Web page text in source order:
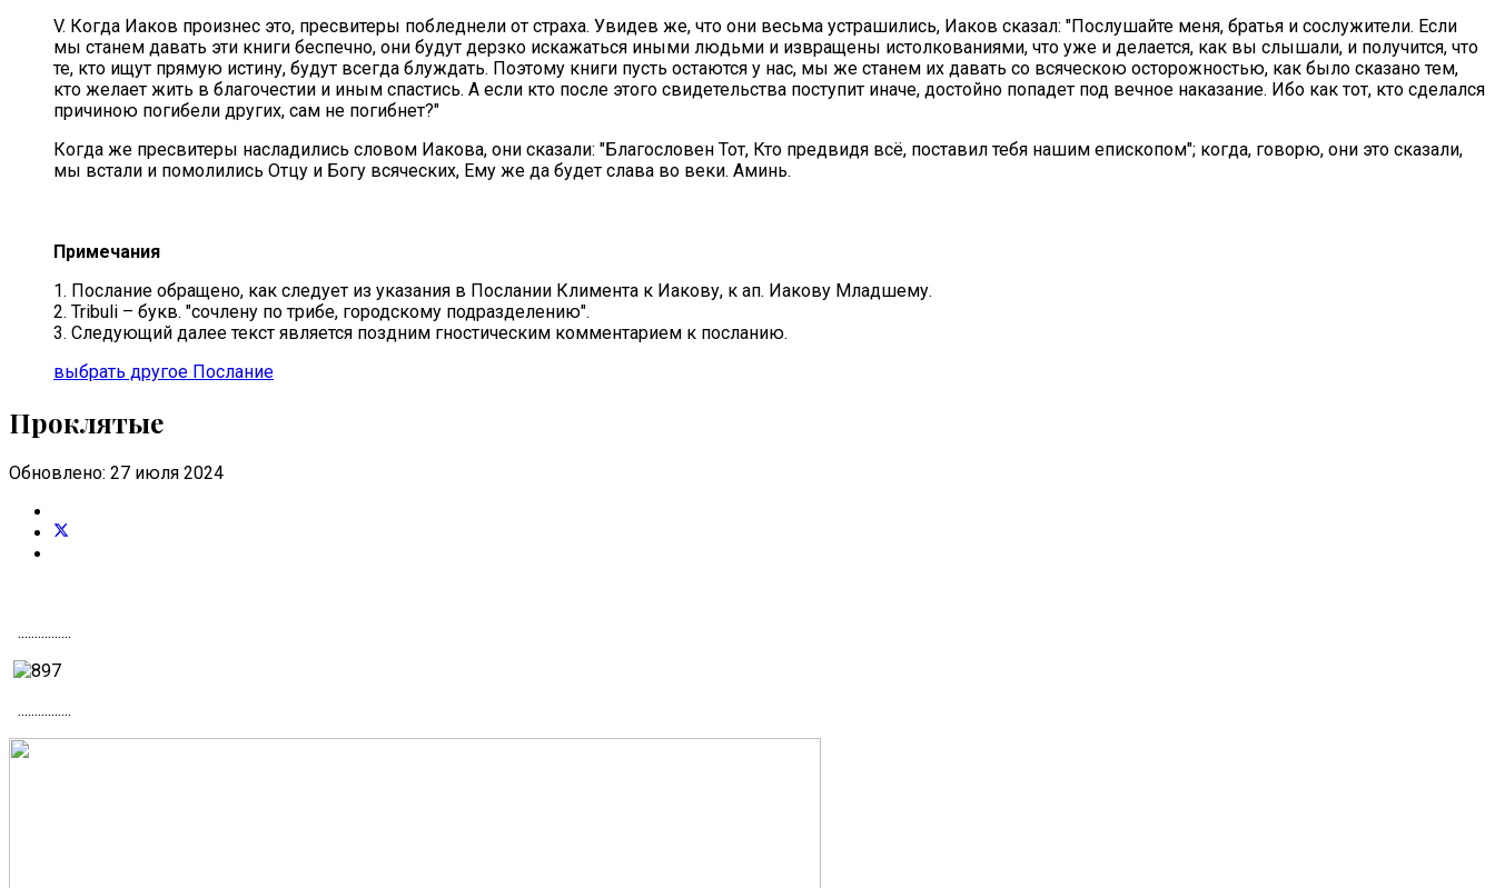
V. Когда Иаков произнес это, пресвитеры побледнели от страха. Увидев же, что они весьма устрашились, Иаков сказал: "Послушайте меня, братья и сослужители. Если
мы станем давать эти книги беспечно, они будут дерзко искажаться иными людьми и извращены истолкованиями, что уже и делается, как вы слышали, и получится, что
те, кто ищут прямую истину, будут всегда блуждать. Поэтому книги пусть остаются у нас, мы же станем их давать со всяческою осторожностью, как было сказано тем,
кто желает жить в благочестии и иным спастись. А если кто после этого свидетельства поступит иначе, достойно попадет под вечное наказание. Ибо как тот, кто сделался
причиною погибели других, сам не погибнет?"
Когда же пресвитеры насладились словом Иакова, они сказали: "Благословен Тот, Кто предвидя всё, поставил тебя нашим епископом"; когда, говорю, они это сказали,
мы встали и помолились Отцу и Богу всяческих, Ему же да будет слава во веки. Аминь.
Примечания
1. Послание обращено, как следует из указания в Послании Климента к Иакову, к ап. Иакову Младшему.
2. Tribuli – букв. "сочлену по трибе, городскому подразделению".
3. Следующий далее текст является поздним гностическим комментарием к посланию.
выбрать другое Послание
Проклятые
Обновлено: 27 июля 2024
................
................